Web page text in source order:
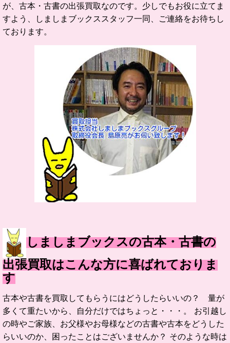
が、古本・古書の出張買取なのです。 少しでもお役に立てま
すよう、しましまブックススタッフ一同、ご連絡をお待ちし
ております。
しましまブックスの古本・古書の
出張買取はこんな方に喜ばれておりま
す
古本や古書を買取してもらうにはどうしたらいいの？ 量が
多くて重たいから、自分だけではちょっと・・・。 お引越し
の時やご家族、お父様やお母様などの古書や古本をどうした
らいいのか、困ったことはございませんか？ そのような時は